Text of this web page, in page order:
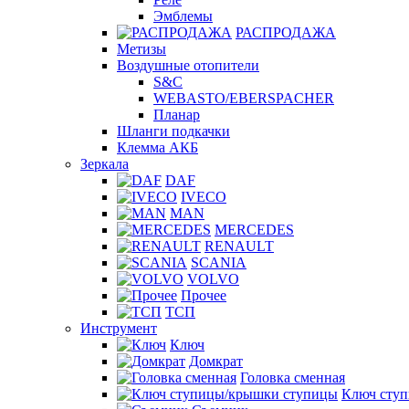
Эмблемы
РАСПРОДАЖА
Метизы
Воздушные отопители
S&C
WEBASTO/EBERSPACHER
Планар
Шланги подкачки
Клемма АКБ
Зеркала
DAF
IVECO
MAN
MERCEDES
RENAULT
SCANIA
VOLVO
Прочее
ТСП
Инструмент
Ключ
Домкрат
Головка сменная
Ключ